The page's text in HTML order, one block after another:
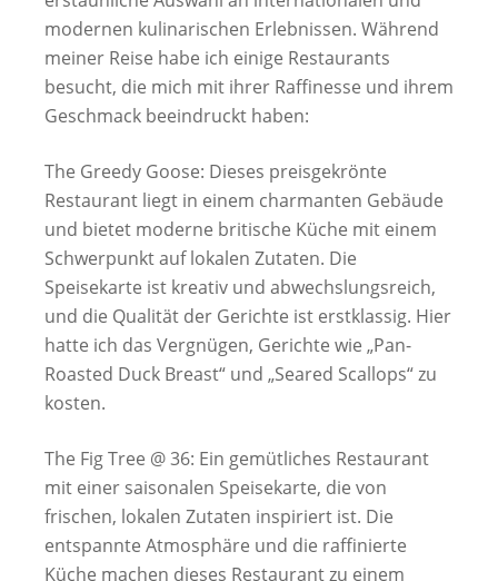
modernen kulinarischen Erlebnissen. Während
meiner Reise habe ich einige Restaurants
besucht, die mich mit ihrer Raffinesse und ihrem
Geschmack beeindruckt haben:
The Greedy Goose: Dieses preisgekrönte
Restaurant liegt in einem charmanten Gebäude
und bietet moderne britische Küche mit einem
Schwerpunkt auf lokalen Zutaten. Die
Speisekarte ist kreativ und abwechslungsreich,
und die Qualität der Gerichte ist erstklassig. Hier
hatte ich das Vergnügen, Gerichte wie „Pan-
Roasted Duck Breast“ und „Seared Scallops“ zu
kosten.
The Fig Tree @ 36: Ein gemütliches Restaurant
mit einer saisonalen Speisekarte, die von
frischen, lokalen Zutaten inspiriert ist. Die
entspannte Atmosphäre und die raffinierte
Küche machen dieses Restaurant zu einem